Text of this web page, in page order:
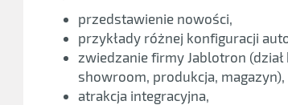
przedstawienie nowości,
przykłady różnej konfiguracji
zwiedzanie firmy Jablotron
showroom, produkcja, magazyn),
atrakcja integracyjna,